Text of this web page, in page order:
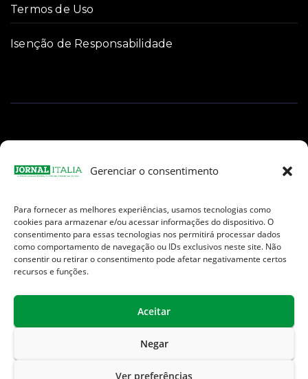
Gerenciar o consentimento
Para fornecer as melhores experiências, usamos tecnologias como
cookies para armazenar e/ou acessar informações do dispositivo. O
consentimento para essas tecnologias nos permitirá processar dados
como comportamento de navegação ou IDs exclusivos neste site. Não
consentir ou retirar o consentimento pode afetar negativamente certos
recursos e funções.
Aceitar
Negar
Ver preferências
Termos de Uso
Isenção de Responsabilidade
Facebook
Instagram
TikTokYoutube
E-
mail
Jornal Italia é uma Marca registrada internacionalmente da We
Communication.